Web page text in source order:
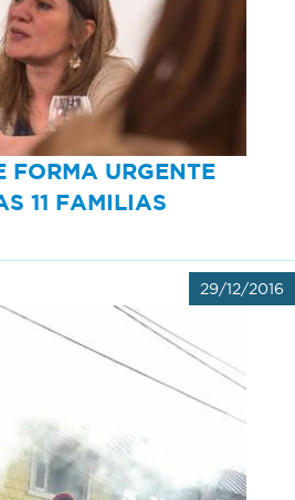
FORMA URGENTE
11 FAMILIAS
29/12/2016